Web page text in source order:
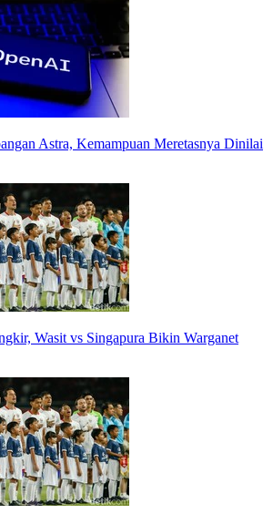
Astra, Kemampuan Meretasnya Dinilai
Wasit vs Singapura Bikin Warganet